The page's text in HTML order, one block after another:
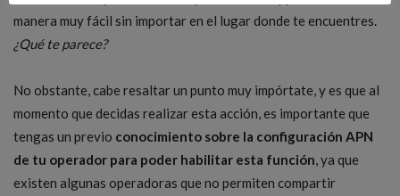
manera muy fácil sin importar en el lugar donde te encuentres.
¿Qué te parece?
No obstante, cabe resaltar un punto muy impórtate, y es que al
momento que decidas realizar esta acción, es importante que
tengas un previo conocimiento sobre la configuración APN
de tu operador para poder habilitar esta función, ya que
existen algunas operadoras que no permiten compartir